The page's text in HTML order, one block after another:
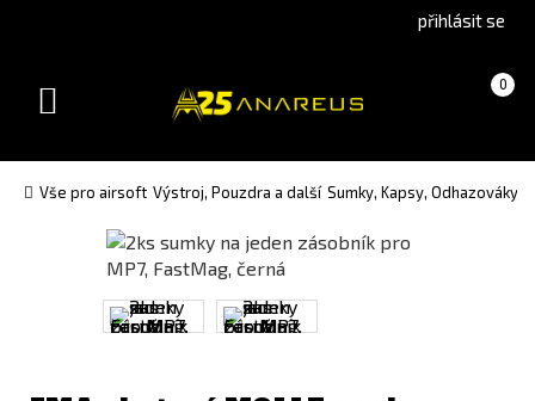
version(Slovak)
přihlásit se
Košík 0
(prázdný)
Toggle
Vše pro airsoft Výstroj, Pouzdra a další Sumky, Kapsy, Odhazováky